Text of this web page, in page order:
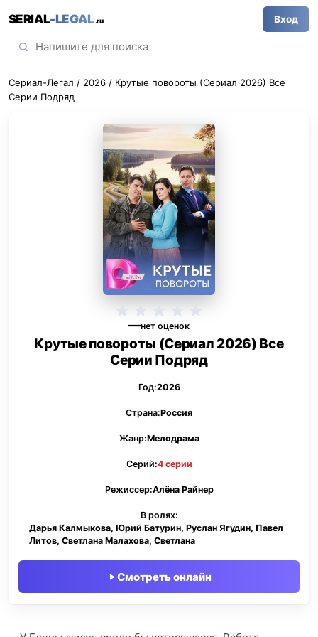
SERIAL-LEGAL.ru Вход
Сериал-Легал / 2026 / Крутые повороты (Сериал 2026) Все
Серии Подряд
—нет оценок
Крутые повороты (Сериал 2026) Все
Серии Подряд
Год:2026
Страна:Россия
Жанр:Мелодрама
Серий:4 серии
Режиссер:Алёна Райнер
В ролях:
Дарья Калмыкова, Юрий Батурин, Руслан Ягудин, Павел
Литов, Светлана Малахова, Светлана
Смотреть онлайн